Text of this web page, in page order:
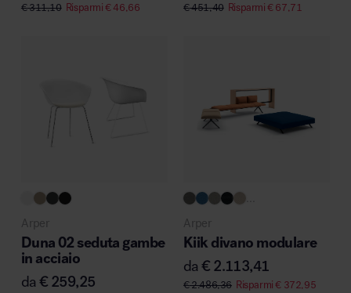
€311,10 Risparmi€46,66 €451,40 Risparmi€67,71
Arper
Duna 02 seduta gambe
in acciaio
da€ 259,25
Arper
Kiik divano modulare
da€ 2.113,41
€2.486,36 Risparmi€ 372,95